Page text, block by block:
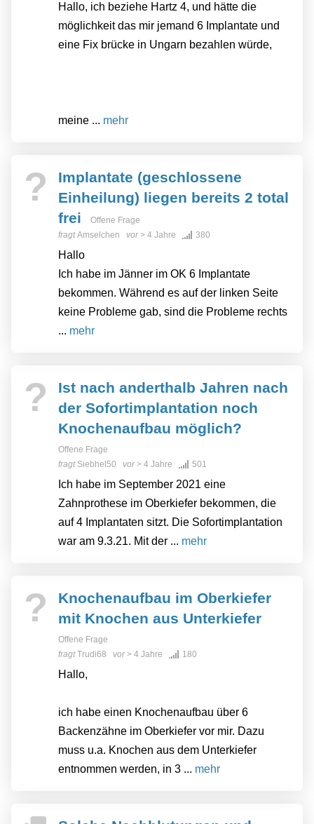
Hallo, ich beziehe Hartz 4, und hätte die
möglichkeit das mir jemand 6 Implantate und
eine Fix brücke in Ungarn bezahlen würde,
meine ... mehr
?
Implantate (geschlossene
Einheilung) liegen bereits 2 total
frei
Offene Frage
fragtAmselchen vor> 4 Jahre 380
Hallo
Ich habe im Jänner im OK 6 Implantate
bekommen. Während es auf der linken Seite
keine Probleme gab, sind die Probleme rechts
... mehr
?
Ist nach anderthalb Jahren nach
der Sofortimplantation noch
Knochenaufbau möglich?
Offene Frage
fragt Siebhel50 vor> 4 Jahre 501
Ich habe im September 2021 eine
Zahnprothese im Oberkiefer bekommen, die
auf 4 Implantaten sitzt. Die Sofortimplantation
war am 9.3.21. Mit der ... mehr
?
Knochenaufbau im Oberkiefer
mit Knochen aus Unterkiefer
Offene Frage
fragtTrudi68 vor> 4 Jahre 180
Hallo,
ich habe einen Knochenaufbau über 6
Backenzähne im Oberkiefer vor mir. Dazu
muss u.a. Knochen aus dem Unterkiefer
entnommen werden, in 3 ... mehr